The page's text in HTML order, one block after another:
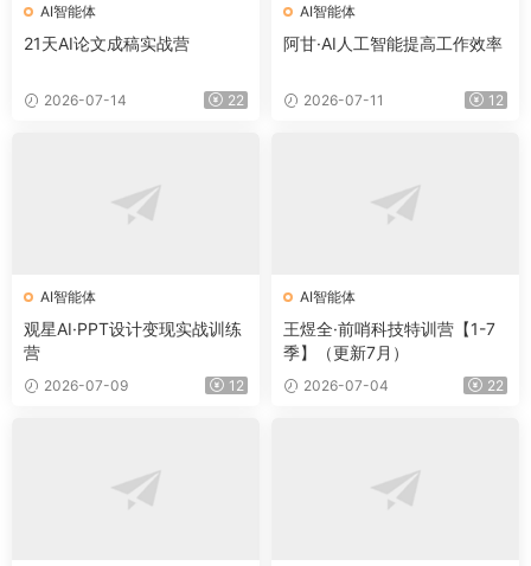
AI智能体
21天AI论文成稿实战营
2026-07-14 22
AI智能体
阿甘·AI人工智能提高工作效率
2026-07-11 12
AI智能体
观星AI·PPT设计变现实战训练
营
2026-07-09 12
AI智能体
王煜全·前哨科技特训营【1-7
季】（更新7月）
2026-07-04 22